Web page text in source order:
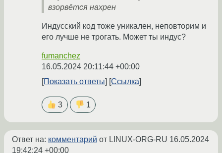
взорвётся нахрен
Индусский код тоже уникален, неповторим и
его лучше не трогать. Может ты индус?
fumanchez
16.05.2024 20:11:44 +00:00
Показать ответы
Ссылка
3 1
Ответ на: комментарий от LINUX-ORG-RU 16.05.2024
19:42:24 +00:00